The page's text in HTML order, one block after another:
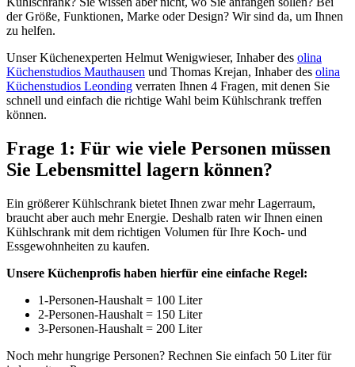
der Größe, Funktionen, Marke oder Design? Wir sind da, um Ihnen
zu helfen.
Unser Küchenexperten Helmut Wenigwieser, Inhaber des olina
Küchenstudios Mauthausen und Thomas Krejan, Inhaber des olina
Küchenstudios Leonding verraten Ihnen 4 Fragen, mit denen Sie
schnell und einfach die richtige Wahl beim Kühlschrank treffen
können.
Frage 1: Für wie viele Personen müssen
Sie Lebensmittel lagern können?
Ein größerer Kühlschrank bietet Ihnen zwar mehr Lagerraum,
braucht aber auch mehr Energie. Deshalb raten wir Ihnen einen
Kühlschrank mit dem richtigen Volumen für Ihre Koch- und
Essgewohnheiten zu kaufen.
Unsere Küchenprofis haben hierfür eine einfache Regel:
1-Personen-Haushalt = 100 Liter
2-Personen-Haushalt = 150 Liter
3-Personen-Haushalt = 200 Liter
Noch mehr hungrige Personen? Rechnen Sie einfach 50 Liter für